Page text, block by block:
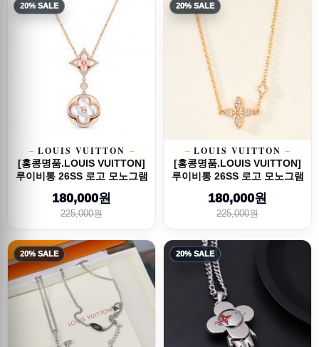
20% SALE
LOUIS VUITTON
[홍콩명품.LOUIS VUITTON]
루이비통 26SS 로고 모노그램
180,000원
225,000원
20% SALE
LOUIS VUITTON
[홍콩명품.LOUIS VUITTON]
루이비통 26SS 로고 모노그램
180,000원
225,000원
20% SALE 20% SALE